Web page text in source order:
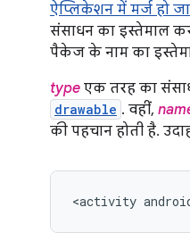
ऐप्लिकेशन में मर्ज हो
संसाधन का इस्तेमाल
पैकेज के नाम का
type एक तरह का
drawable . वहीं,
की पहचान होती है.
<activity